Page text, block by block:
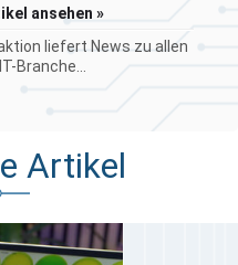
ansehen »
liefert News zu allen
Branche...
Artikel